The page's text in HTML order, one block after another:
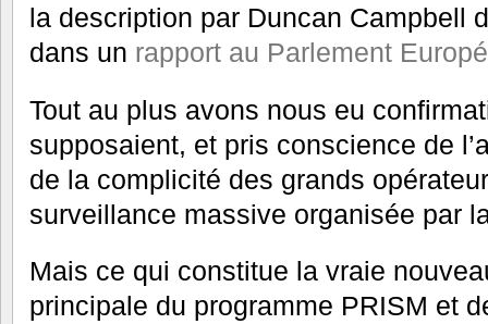
la description par Duncan Campbell
dans un rapport au Parlement
Tout au plus avons nous eu
supposaient, et pris conscience de
de la complicité des grands
surveillance massive organisée par
Mais ce qui constitue la vraie
principale du programme PRISM et